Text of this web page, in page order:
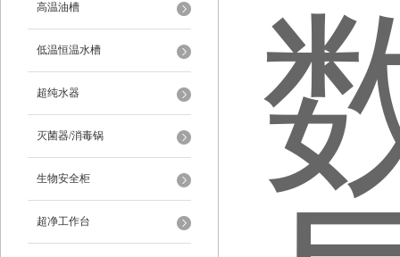
高温油槽
低温恒温水槽
超纯水器
灭菌器/消毒锅
生物安全柜
超净工作台